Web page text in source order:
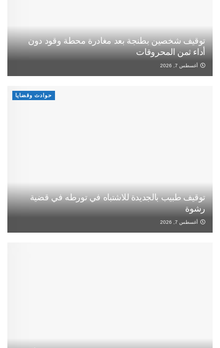
توقيف شخصين بطنجة بعد مغادرة محطة وقود دون
أداء ثمن المحروقات
أغسطس 7, 2026
حوادث وقضايا
توقيف طبيب بالجديدة للاشتباه في تورطه في قضية
رشوة
أغسطس 7, 2026